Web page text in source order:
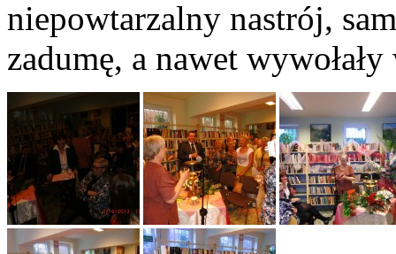
niepowtarzalny nastrój,
zadumę, a nawet